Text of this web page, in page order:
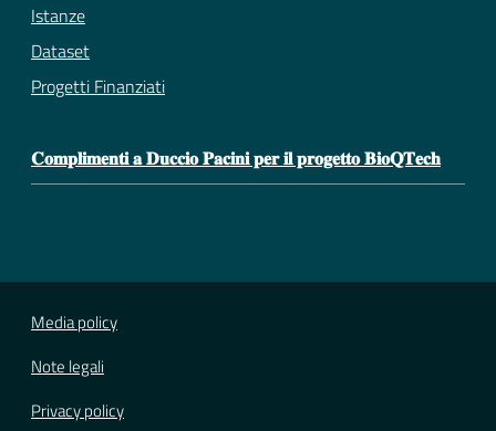
Istanze
Dataset
Progetti Finanziati
𝐂𝐨𝐦𝐩𝐥𝐢𝐦𝐞𝐧𝐭𝐢 𝐚 𝐃𝐮𝐜𝐜𝐢𝐨 𝐏𝐚𝐜𝐢𝐧𝐢 𝐩𝐞𝐫 𝐢𝐥 𝐩𝐫𝐨𝐠𝐞𝐭𝐭𝐨 𝐁𝐢𝐨𝐐𝐓𝐞𝐜𝐡
Media policy
Note legali
Privacy policy